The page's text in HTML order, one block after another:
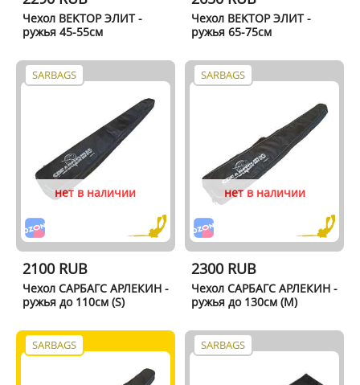
Чехол BEKTОР ЭЛИТ -
ружья 45-55см
Чехол BEKTОР ЭЛИТ -
ружья 65-75см
SARBAGS
нет в наличии
2100 RUB
Чехол САРБАГС АРЛЕКИН -
ружья до 110см (S)
SARBAGS
нет в наличии
2300 RUB
Чехол САРБАГС АРЛЕКИН -
ружья до 130см (M)
SARBAGS SARBAGS